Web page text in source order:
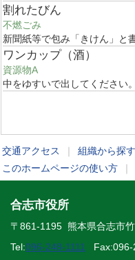
割れたびん
不燃ごみ
新聞紙等で包み「きけん」と
ワンカップ（酒）
資源物A
中をゆすいで出してください。
交通アクセス 組織から探す
このホームページの使い方
合志市役所
〒861-1195 熊本県合志市
Tel:096-248-1111